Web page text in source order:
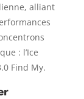
alliant
: l’Ice
Find My.